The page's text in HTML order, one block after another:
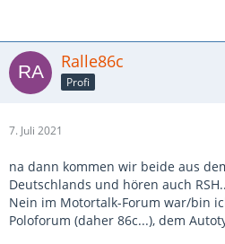
Ralle86c
Profi
7. Juli 2021
na dann kommen wir beide aus
Deutschlands und hören auch
Nein im Motortalk-Forum war/bin
Poloforum (daher 86c...), dem